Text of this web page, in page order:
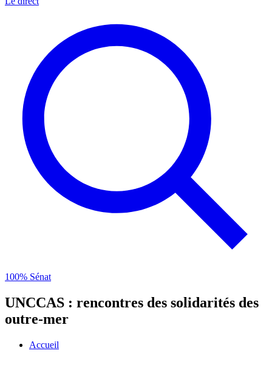
100% Sénat
UNCCAS : rencontres des solidarités des
outre-mer
Accueil